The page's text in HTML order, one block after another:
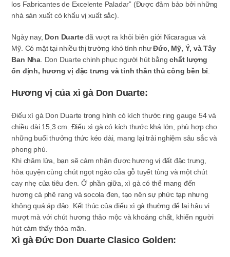
los Fabricantes de Excelente Paladar” (Được đảm bảo bởi những
nhà sản xuất có khẩu vị xuất sắc).
Ngày nay, Don Duarteđã vượt ra khỏi biên giới Nicaragua và
Mỹ. Có mặt tại nhiều thị trường khó tính nhưĐức, Mỹ, Ý, và Tây
Ban Nha. Don Duarte chinh phục người hút bằngchất lượng
ổn định, hương vị đặc trưng và tinh thần thủ công bền bỉ.
Hương vị của xì gà Don Duarte:
Điếu xì gà Don Duarte trong hình có kích thước ring gauge 54 và
chiều dài 15,3 cm. Điếu xì gà có kích thước khá lớn, phù hợp cho
những buổi thưởng thức kéo dài, mang lại trải nghiệm sâu sắc và
phong phú.
Khi châm lửa, bạn sẽ cảm nhận được hương vị đất đặc trưng,
hòa quyện cùng chút ngọt ngào của gỗ tuyết tùng và một chút
cay nhẹ của tiêu đen. Ở phần giữa, xì gà có thể mang đến
hương cà phê rang và socola đen, tạo nên sự phức tạp nhưng
không quá áp đảo. Kết thúc của điếu xì gà thường để lại hậu vị
mượt mà với chút hương thảo mộc và khoáng chất, khiến người
hút cảm thấy thỏa mãn.
Xì gà Đức Don Duarte Clasico Golden: